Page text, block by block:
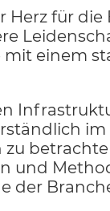
Herz für
einem
im
und
der